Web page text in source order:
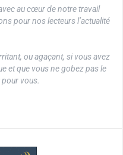
au cœur de notre travail
pour nos lecteurs l’actualité
ou agaçant, si vous avez
et que vous ne gobez pas le
vous.